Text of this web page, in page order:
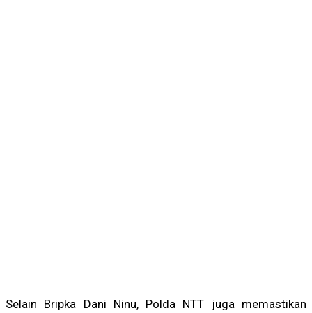
Selain Bripka Dani Ninu, Polda NTT juga memastikan